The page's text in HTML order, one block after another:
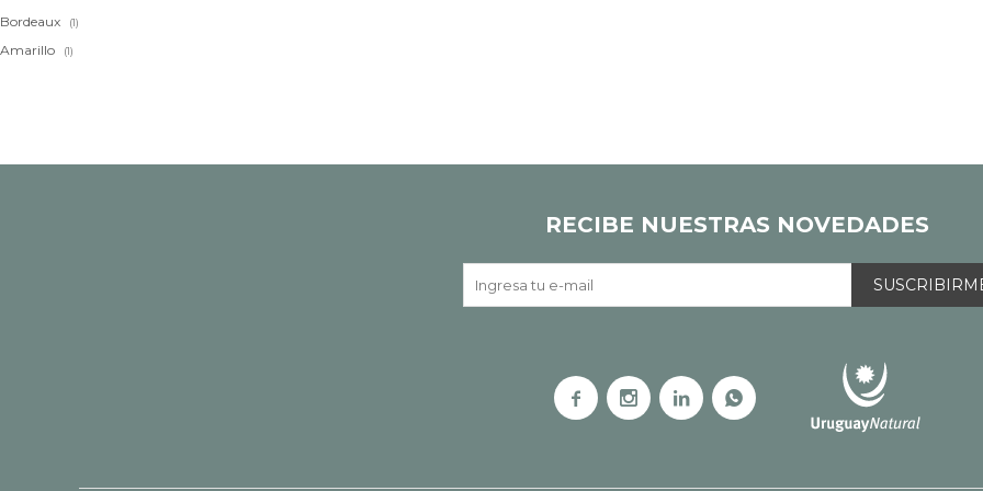
Bordeaux (1)
Amarillo (1)
RECIBE NUESTRAS NOVEDADES
   